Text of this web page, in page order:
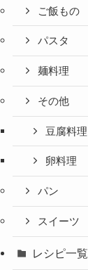
ご飯もの
パスタ
麺料理
その他
豆腐料理
卵料理
パン
スイーツ
レシピ一覧